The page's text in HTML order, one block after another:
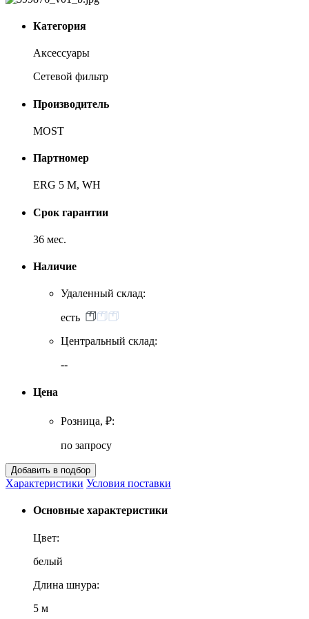
Категория
Аксессуары
Сетевой фильтр
Производитель
MOST
Партномер
ERG 5 M, WH
Срок гарантии
36 мес.
Наличие
Удаленный склад:
есть
Центральный склад:
--
Цена
Розница, ₽:
по запросу
Характеристики Условия поставки
Основные характеристики
Цвет:
белый
Длина шнура:
5 м